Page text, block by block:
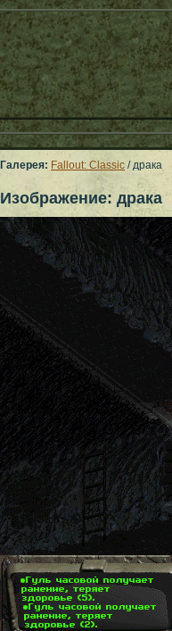
Галерея: Fallout: Classic / драка
Изображение: драка